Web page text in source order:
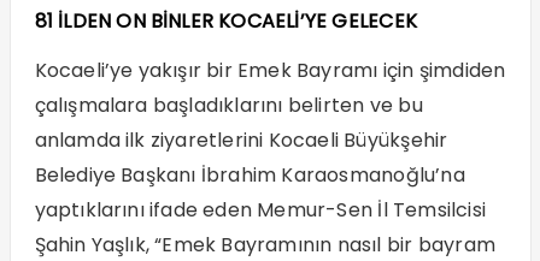
81 İLDEN ON BİNLER KOCAELİ’YE GELECEK
Kocaeli’ye yakışır bir Emek Bayramı için şimdiden
çalışmalara başladıklarını belirten ve bu
anlamda ilk ziyaretlerini Kocaeli Büyükşehir
Belediye Başkanı İbrahim Karaosmanoğlu’na
yaptıklarını ifade eden Memur-Sen İl Temsilcisi
Şahin Yaşlık, “Emek Bayramının nasıl bir bayram